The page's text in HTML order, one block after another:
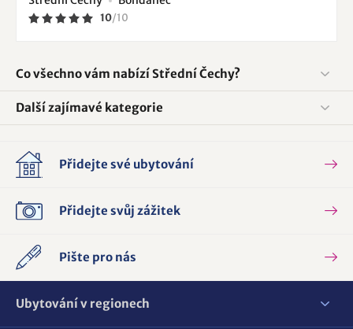
10/10
Co všechno vám nabízí Střední Čechy?
Další zajímavé kategorie
Přidejte své ubytování
Přidejte svůj zážitek
Pište pro nás
Ubytování v regionech